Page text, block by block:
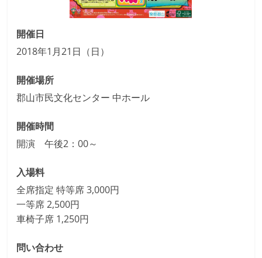
開催日
2018年1月21日（日）
開催場所
郡山市民文化センター 中ホール
開催時間
開演 午後2：00～
入場料
全席指定 特等席 3,000円
一等席 2,500円
車椅子席 1,250円
問い合わせ